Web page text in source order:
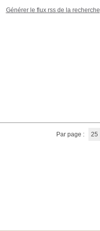
Générer le flux rss de la recherche
Par page : 25